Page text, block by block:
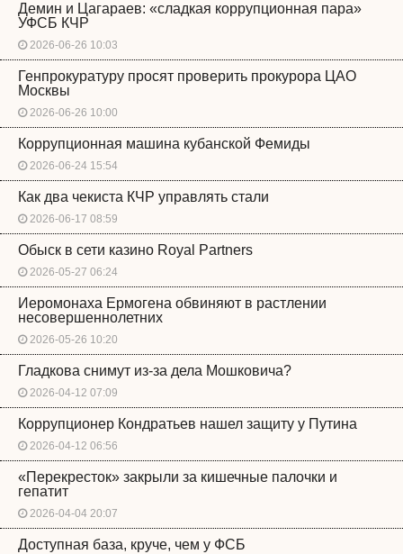
Демин и Цагараев: «сладкая коррупционная пара»
УФСБ КЧР
2026-06-26 10:03
Генпрокуратуру просят проверить прокурора ЦАО
Москвы
2026-06-26 10:00
Коррупционная машина кубанской Фемиды
2026-06-24 15:54
Как два чекиста КЧР управлять стали
2026-06-17 08:59
Обыск в сети казино Royal Partners
2026-05-27 06:24
Иеромонаха Ермогена обвиняют в растлении
несовершеннолетних
2026-05-26 10:20
Гладкова снимут из-за дела Мошковича?
2026-04-12 07:09
Коррупционер Кондратьев нашел защиту у Путина
2026-04-12 06:56
«Перекресток» закрыли за кишечные палочки и
гепатит
2026-04-04 20:07
Доступная база, круче, чем у ФСБ